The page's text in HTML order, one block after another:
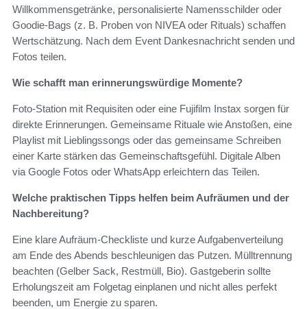
Willkommensgetränke, personalisierte Namensschilder oder
Goodie-Bags (z. B. Proben von NIVEA oder Rituals) schaffen
Wertschätzung. Nach dem Event Dankesnachricht senden und
Fotos teilen.
Wie schafft man erinnerungswürdige Momente?
Foto-Station mit Requisiten oder eine Fujifilm Instax sorgen für
direkte Erinnerungen. Gemeinsame Rituale wie Anstoßen, eine
Playlist mit Lieblingssongs oder das gemeinsame Schreiben
einer Karte stärken das Gemeinschaftsgefühl. Digitale Alben
via Google Fotos oder WhatsApp erleichtern das Teilen.
Welche praktischen Tipps helfen beim Aufräumen und der
Nachbereitung?
Eine klare Aufräum-Checkliste und kurze Aufgabenverteilung
am Ende des Abends beschleunigen das Putzen. Mülltrennung
beachten (Gelber Sack, Restmüll, Bio). Gastgeberin sollte
Erholungszeit am Folgetag einplanen und nicht alles perfekt
beenden, um Energie zu sparen.